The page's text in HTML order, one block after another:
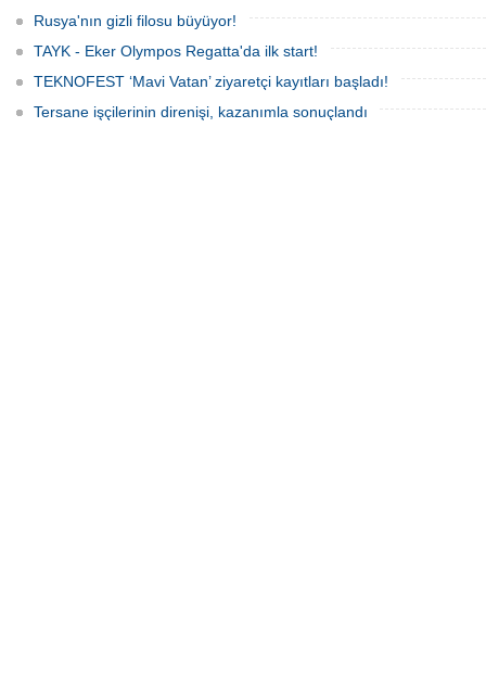
Rusya'nın gizli filosu büyüyor!
TAYK - Eker Olympos Regatta'da ilk start!
TEKNOFEST ‘Mavi Vatan’ ziyaretçi kayıtları başladı!
Tersane işçilerinin direnişi, kazanımla sonuçlandı